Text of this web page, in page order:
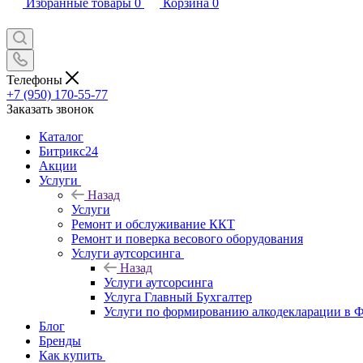
Избранные товары 0 Корзина 0
Телефоны
+7 (950) 170-55-77
Заказать звонок
Каталог
Битрикс24
Акции
Услуги
Назад
Услуги
Ремонт и обслуживание ККТ
Ремонт и поверка весового оборудования
Услуги аутсорсинга
Назад
Услуги аутсорсинга
Услуга Главный Бухгалтер
Услуги по формированию алкодекларации в
Блог
Бренды
Как купить